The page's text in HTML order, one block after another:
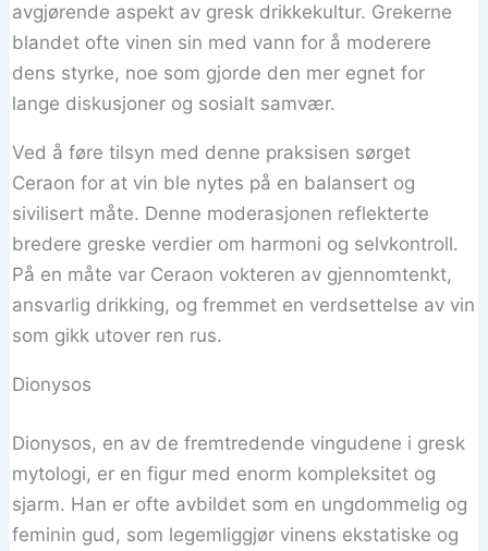
avgjørende aspekt av gresk drikkekultur. Grekerne
blandet ofte vinen sin med vann for å moderere
dens styrke, noe som gjorde den mer egnet for
lange diskusjoner og sosialt samvær.
Ved å føre tilsyn med denne praksisen sørget
Ceraon for at vin ble nytes på en balansert og
sivilisert måte. Denne moderasjonen reflekterte
bredere greske verdier om harmoni og selvkontroll.
På en måte var Ceraon vokteren av gjennomtenkt,
ansvarlig drikking, og fremmet en verdsettelse av vin
som gikk utover ren rus.
Dionysos
Dionysos, en av de fremtredende vingudene i gresk
mytologi, er en figur med enorm kompleksitet og
sjarm. Han er ofte avbildet som en ungdommelig og
feminin gud, som legemliggjør vinens ekstatiske og